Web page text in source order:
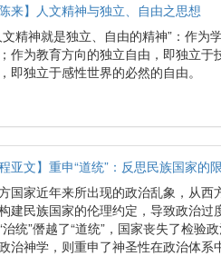
陈来】人文精神与独立、自由之思想
文精神就是独立、自由的精神”：作为
作为教育方向的独立自由，即独立
即独立于感性世界的必然的自由。
程亚文】重申“道统”：反思民族国家的
国家近年来所出现的政治乱象，从
建民族国家的伦理约定，导致政治
治统”僭越了“道统”，国家丧失了检验
治神学，则重申了神圣性在政治体系